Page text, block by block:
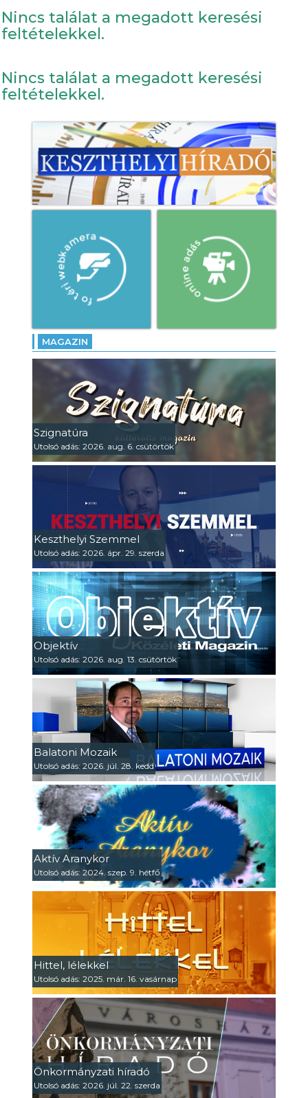
Nincs találat a megadott keresési
feltételekkel.
Nincs találat a megadott keresési
feltételekkel.
MAGAZIN
Szignatúra
Utolsó adás: 2026. aug. 6. csütörtök
Keszthelyi Szemmel
Utolsó adás: 2026. ápr. 29. szerda
Objektív
Utolsó adás: 2026. aug. 13. csütörtök
Balatoni Mozaik
Utolsó adás: 2026. júl. 28. kedd
Aktív Aranykor
Utolsó adás: 2024. szep. 9. hétfő
Hittel, lélekkel
Utolsó adás: 2025. már. 16. vasárnap
Önkormányzati híradó
Utolsó adás: 2026. júl. 22. szerda